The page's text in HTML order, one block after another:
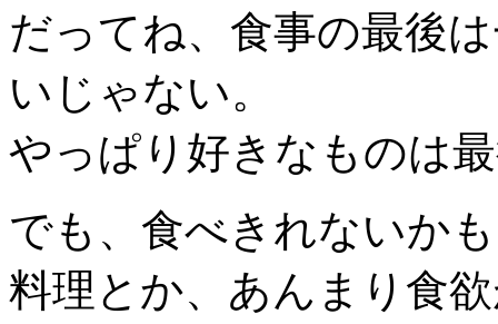
だってね、食事の最後
いじゃない。
やっぱり好きなものは
でも、食べきれないか
料理とか、あんまり食